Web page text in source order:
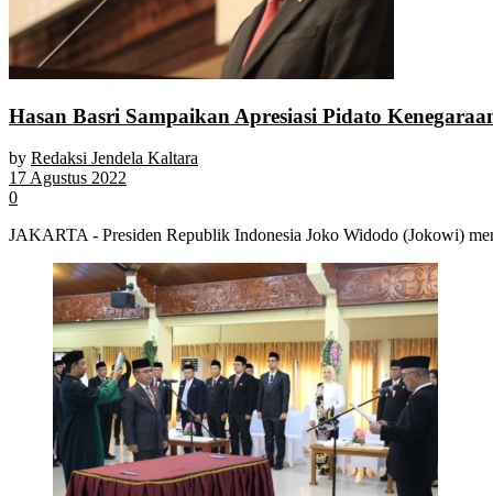
Hasan Basri Sampaikan Apresiasi Pidato
by Redaksi Jendela Kaltara
17 Agustus 2022
0
JAKARTA - Presiden Republik Indonesia Joko Widodo (Jokowi)